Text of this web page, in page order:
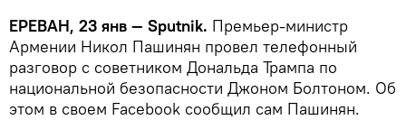
ЕРЕВАН, 23 янв — Sputnik. Премьер-министр
Армении Никол Пашинян провел телефонный
разговор с советником Дональда Трампа по
национальной безопасности Джоном Болтоном. Об
этом в своем Facebook сообщил сам Пашинян.